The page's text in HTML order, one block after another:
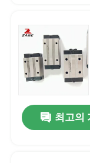
최고의